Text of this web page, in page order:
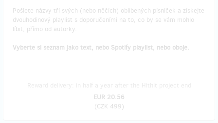
Pošlete názvy tří svých (nebo něčích) oblíbených písniček a získejte
dvouhodinový playlist s doporučeními na to, co by se vám mohlo
líbit, přímo od autorky.
Vyberte si seznam jako text, nebo Spotify playlist, nebo oboje.
EUR 20.56
(CZK 499)